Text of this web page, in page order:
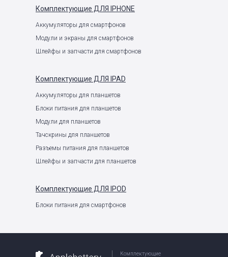
Комплектующие ДЛЯ IPHONE
Аккумуляторы для смартфонов
Модули и экраны для смартфонов
Шлейфы и запчасти для смартфонов
Комплектующие ДЛЯ IPAD
Аккумуляторы для планшетов
Блоки питания для планшетов
Модули для планшетов
Тачскрины для планшетов
Разъемы питания для планшетов
Шлейфы и запчасти для планшетов
Комплектующие ДЛЯ IPOD
Блоки питания для смартфонов
Комплектующие